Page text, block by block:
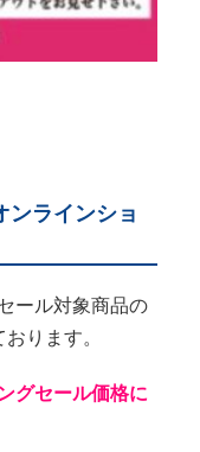
ンラインショ
ール対象商品の
ります。
グセール価格に